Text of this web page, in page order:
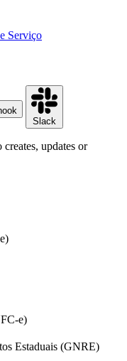
Serviço
Slack
updates or
e)
Estaduais (GNRE)